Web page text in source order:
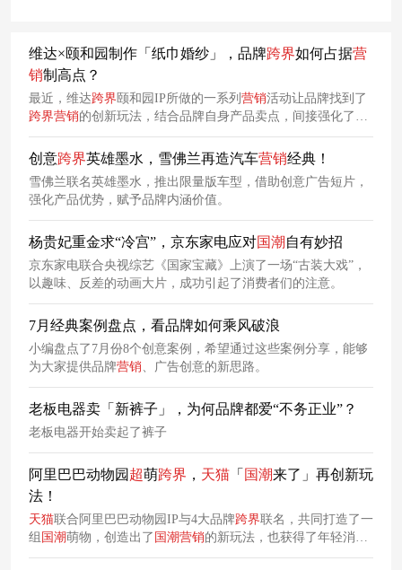
维达×颐和园制作「纸巾婚纱」，品牌跨界如何占据营
销制高点？
最近，维达跨界 颐和园IP所做的一系列 营销活动让品牌找到了
跨界营销的创新玩法，结合品牌自身产品卖点，间接强化了品
牌在受众心中的印象。
创意跨界英雄墨水，雪佛兰再造汽车营销经典！
雪佛兰联名英雄墨水，推出限量版车型，借助创意广告短片，
强化产品优势，赋予品牌内涵价值。
杨贵妃重金求“冷宫”，京东家电应对国潮 自有妙招
京东家电联合央视综艺《国家宝藏》上演了一场“古装大戏”，
以趣味、反差的动画大片，成功引起了消费者们的注意。
7月经典案例盘点，看品牌如何乘风破浪
小编盘点了7月份8个创意案例，希望通过这些案例分享，能够
为大家提供品牌营销 、广告创意的新思路。
老板电器卖「新裤子」，为何品牌都爱“不务正业”？
老板电器开始卖起了裤子
阿里巴巴动物园 超萌跨界 ， 天猫 「 国潮来了」再创新玩
法！
天猫联合阿里巴巴动物园IP与4大品牌跨界联名，共同打造了一
组 国 潮萌物，创造出了 国 潮营销的新玩法，也获得了年轻消费
者的喜爱！